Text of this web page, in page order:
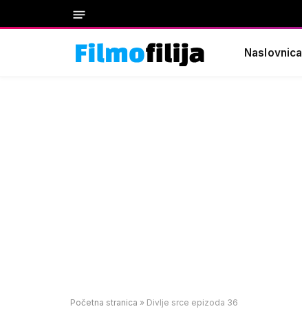
Naslovnica
Početna stranica » Divlje srce epizoda 36